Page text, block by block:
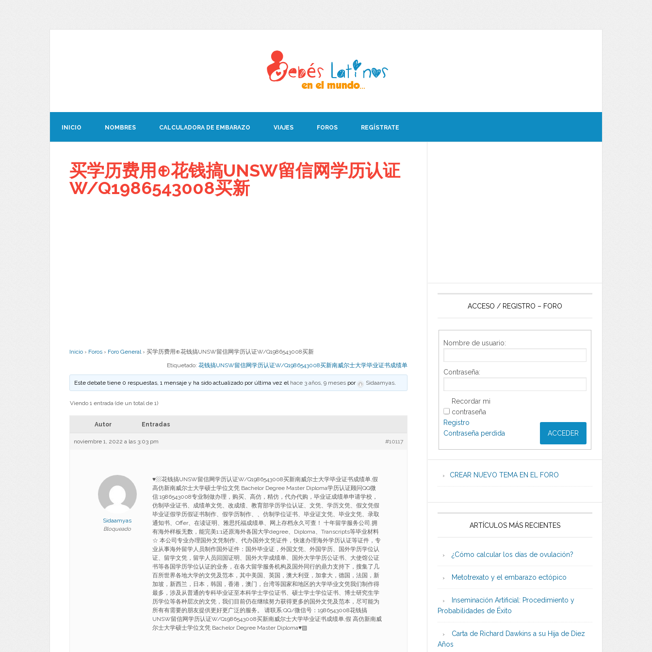
INICIO NOMBRES CALCULADORA DE EMBARAZO VIAJES FOROS REGÍSTRATE
买学历费用⊕花钱搞UNSW留信网学历认证
W/Q1986543008买新
Inicio › Foros › Foro General › 买学历费用⊕花钱搞UNSW留信网学历认证W/Q1986543008买新
Etiquetado: 花钱搞UNSW留信网学历认证W/Q1986543008买新南威尔士大学毕业证书成绩单
Este debate tiene 0 respuestas, 1 mensaje y ha sido actualizado por última vez el hace 3 años, 9 meses por Sidaamyas.
Viendo 1 entrada (de un total de 1)
Autor Entradas
noviembre 1, 2022 a las 3:03 pm #10117
Sidaamyas
Bloqueado
♥▨花钱搞UNSW留信网学历认证W/Q1986543008买新南威尔士大学毕业证书成绩单,假
高仿新南威尔士大学硕士学位文凭 Bachelor Degree Master Diploma学历认证顾问QQ微
信:1986543008专业制做办理，购买、高仿，精仿，代办代购，毕业证成绩单申请学校，
仿制毕业证书、成绩单文凭、改成绩、教育部学历学位认证、文凭、学历文凭、假文凭假
毕业证假学历假证书制作、假学历制作、、仿制学位证书、毕业证文凭、毕业文凭、录取
通知书、Offer、在读证明、雅思托福成绩单、网上存档永久可查！ 十年留学服务公司,拥
有海外样板无数，能完美1:1还原海外各国大学degree、Diploma、Transcripts等毕业材料
☆ 本公司专业办理国外文凭制作、代办国外文凭证件，快速办理海外学历认证等证件，专
业从事海外留学人员制作国外证件：国外毕业证，外国文凭、外国学历、国外学历学位认
证、留学文凭，留学人员回国证明、国外大学成绩单、国外大学学历公证书、大使馆公证
书等各国学历学位认证的业务，在各大留学服务机构及国外同行的鼎力支持下，搜集了几
百所世界各地大学的文凭及范本，其中美国、英国，澳大利亚，加拿大，德国，法国，新
加坡，新西兰，日本，韩国，香港，澳门，台湾等国家和地区的大学毕业文凭我们制作得
最多，涉及从普通的专科毕业证至本科学士学位证书、硕士学士学位证书、博士研究生学
历学位等各种层次的文凭，我们目前仍在继续努力获得更多的国外文凭及范本，尽可能为
所有有需要的朋友提供更好更广泛的服务。 请联系:QQ/微信号：1986543008花钱搞
UNSW留信网学历认证W/Q1986543008买新南威尔士大学毕业证书成绩单,假 高仿新南威
尔士大学硕士学位文凭 Bachelor Degree Master Diploma♥▨
ACCESO / REGISTRO – FORO
Nombre de usuario:
Contraseña:
Recordar mi
contraseña
ACCEDER
Registro
Contraseña perdida
CREAR NUEVO TEMA EN EL FORO
ARTÍCULOS MÁS RECIENTES
¿Cómo calcular los días de ovulación?
Metotrexato y el embarazo ectópico
Inseminación Artificial: Procedimiento y
Probabilidades de Éxito
Carta de Richard Dawkins a su Hija de Diez
Años